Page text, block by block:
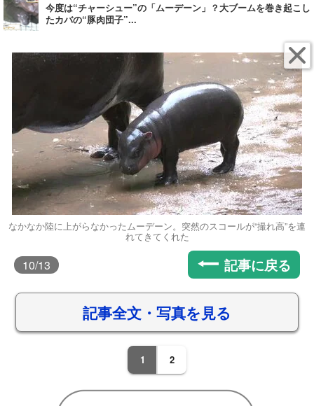
今度は“チャーシュー”の「ムーデーン」？大ブームを巻き起こし
たカバの“豚肉団子”...
なかなか陸に上がらなかったムーデーン。突然のスコールが“撮れ高”を連
れてきてくれた
10/13 記事に戻る
記事全文・写真を見る
1 2